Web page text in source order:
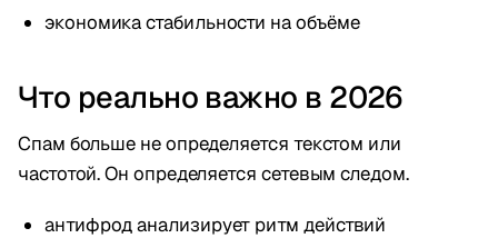
экономика стабильности на объёме
Что реально важно в 2026
Спам больше не определяется текстом или
частотой. Он определяется сетевым следом.
антифрод анализирует ритм действий